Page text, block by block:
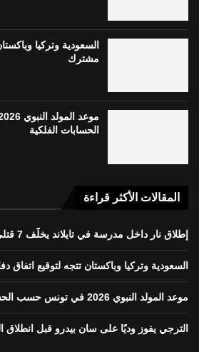
السعودية وتركيا
مشترك
الحسابات الفلكية
المقالات الأكثر قراءة
إطلاق نار داخل مدرسة في تايلاند يخلّف 7 قتلى و15 جريحًا
السعودية وتركيا وباكستان تتجه لتوقيع
موعد المولد النبوي 2026 في تونس حسب الحسابات الفلكية
الترجي يفوز وديًا على سان بيدرو قبل انطلاق